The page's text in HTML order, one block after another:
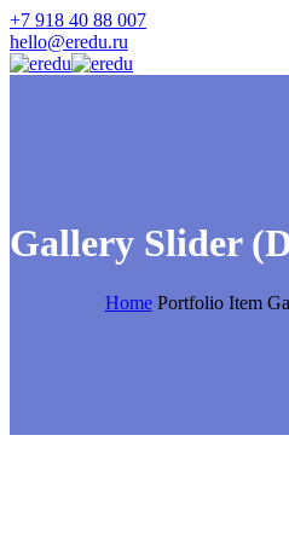
+7 918 40 88 007
hello@eredu.ru
Gallery Slider
Home Portfolio Item